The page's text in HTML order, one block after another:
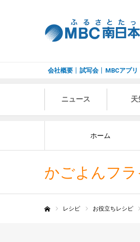
会社概要 試写会 MBCアプリ
ニュース 天
かごよんフ
ホーム
レシピ お役立ちレシピ